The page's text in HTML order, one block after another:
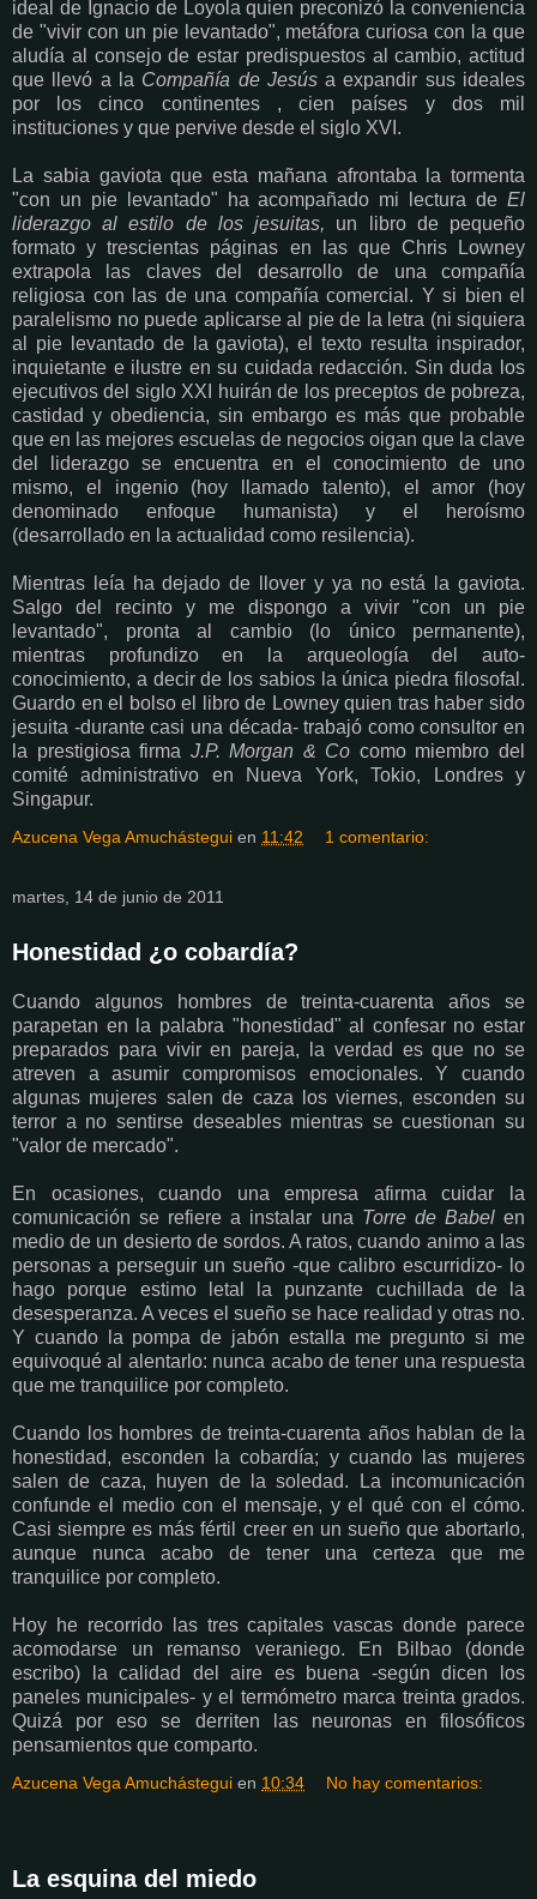
ideal de Ignacio de Loyola quien preconizó la conveniencia
de "vivir con un pie levantado", metáfora curiosa con la que
aludía al consejo de estar predispuestos al cambio, actitud
que llevó a la Compañía de Jesúsa expandir sus ideales
por los cinco continentes , cien países y dos mil
instituciones y que pervive desde el siglo XVI.
La sabia gaviota que esta mañana afrontaba la tormenta
"con un pie levantado" ha acompañado mi lectura de El
liderazgo al estilo de los jesuitas, un libro de pequeño
formato y trescientas páginas en las que Chris Lowney
extrapola las claves del desarrollo de una compañía
religiosa con las de una compañía comercial. Y si bien el
paralelismo no puede aplicarse al pie de la letra (ni siquiera
al pie levantado de la gaviota), el texto resulta inspirador,
inquietante e ilustre en su cuidada redacción. Sin duda los
ejecutivos del siglo XXI huirán de los preceptos de pobreza,
castidad y obediencia, sin embargo es más que probable
que en las mejores escuelas de negocios oigan que la clave
del liderazgo se encuentra en el conocimiento de uno
mismo, el ingenio (hoy llamado talento), el amor (hoy
denominado enfoque humanista) y el heroísmo
(desarrollado en la actualidad como resilencia).
Mientras leía ha dejado de llover y ya no está la gaviota.
Salgo del recinto y me dispongo a vivir "con un pie
levantado", pronta al cambio (lo único permanente),
mientras profundizo en la arqueología del auto-
conocimiento, a decir de los sabios la única piedra filosofal.
Guardo en el bolso el libro de Lowney quien tras haber sido
jesuita -durante casi una década- trabajó como consultor en
la prestigiosa firma J.P. Morgan & Co como miembro del
comité administrativo en Nueva York, Tokio, Londres y
Singapur.
Azucena Vega Amuchástegui en 11:42 1 comentario:
martes, 14 de junio de 2011
Honestidad ¿o cobardía?
Cuando algunos hombres de treinta-cuarenta años se
parapetan en la palabra "honestidad" al confesar no estar
preparados para vivir en pareja, la verdad es que no se
atreven a asumir compromisos emocionales. Y cuando
algunas mujeres salen de caza los viernes, esconden su
terror a no sentirse deseables mientras se cuestionan su
"valor de mercado".
En ocasiones, cuando una empresa afirma cuidar la
comunicación se refiere a instalar una Torre de Babelen
medio de un desierto de sordos. A ratos, cuando animo a las
personas a perseguir un sueño -que calibro escurridizo- lo
hago porque estimo letal la punzante cuchillada de la
desesperanza. A veces el sueño se hace realidad y otras no.
Y cuando la pompa de jabón estalla me pregunto si me
equivoqué al alentarlo: nunca acabo de tener una respuesta
que me tranquilice por completo.
Cuando los hombres de treinta-cuarenta años hablan de la
honestidad, esconden la cobardía; y cuando las mujeres
salen de caza, huyen de la soledad. La incomunicación
confunde el medio con el mensaje, y el qué con el cómo.
Casi siempre es más fértil creer en un sueño que abortarlo,
aunque nunca acabo de tener una certeza que me
tranquilice por completo.
Hoy he recorrido las tres capitales vascas donde parece
acomodarse un remanso veraniego. En Bilbao (donde
escribo) la calidad del aire es buena -según dicen los
paneles municipales- y el termómetro marca treinta grados.
Quizá por eso se derriten las neuronas en filosóficos
pensamientos que comparto.
Azucena Vega Amuchástegui en 10:34 No hay comentarios:
La esquina del miedo